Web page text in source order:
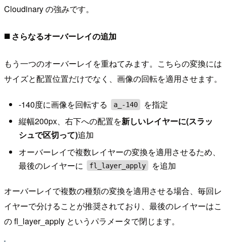
Cloudinary の強みです。
◼️ さらなるオーバーレイの追加
もう一つのオーバーレイを重ねてみます。こちらの変換には
サイズと配置位置だけでなく、画像の回転を適用させます。
-140度に画像を回転する a_-140
を指定
縦幅200px、右下への配置を新しいレイヤーに(スラッ
シュで区切って)追加
オーバーレイで複数レイヤーの変換を適用させるため、
最後のレイヤーに
fl_layer_apply を追加
オーバーレイで複数の種類の変換を適用させる場合、毎回レ
イヤーで分けることが推奨されており、最後のレイヤーはこ
の fl_layer_apply というパラメータで閉じます。